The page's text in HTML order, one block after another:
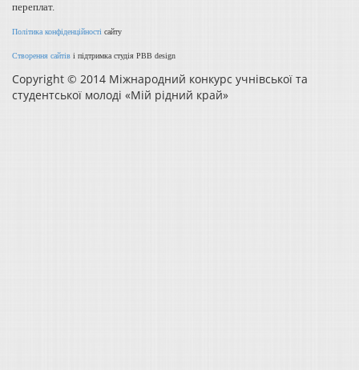
переплат.
Політика конфіденційності сайту
Створення сайтів і підтримка студія PBB design
Copyright © 2014 Міжнародний конкурс учнівської та
студентської молоді «Мій рідний край»